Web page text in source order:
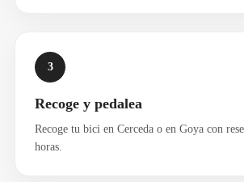
3
Recoge y pedalea
Recoge tu bici en Cerceda o en Goya con
horas.